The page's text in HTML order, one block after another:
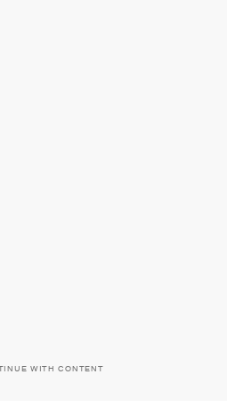
WITH CONTENT